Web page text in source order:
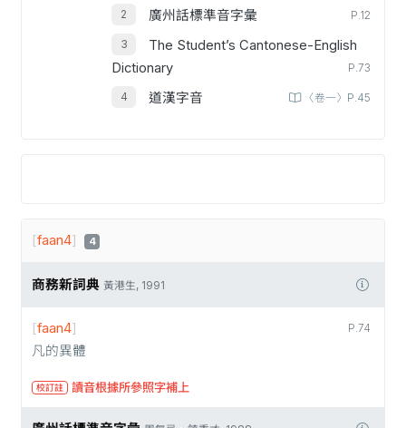
廣州話標準音字彙 P.12
The Student’s Cantonese-English
Dictionary
P.73
道漢字音 〈卷一〉P.45
[faan4] 4
商務新詞典 黃港生, 1991
P.74
[faan4]
凡的異體
校訂註 讀音根據所參照字補上